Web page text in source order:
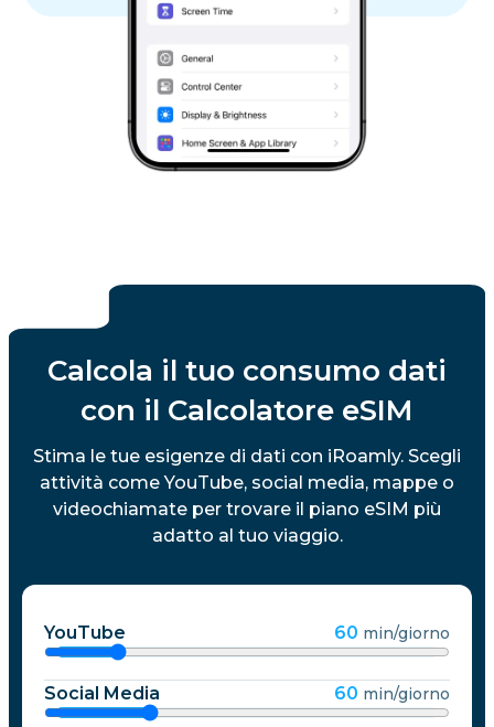
Calcola il tuo consumo dati
con il Calcolatore eSIM
Stima le tue esigenze di dati con iRoamly. Scegli
attività come YouTube, social media, mappe o
videochiamate per trovare il piano eSIM più
adatto al tuo viaggio.
YouTube 60 min/giorno
Social Media 60 min/giorno